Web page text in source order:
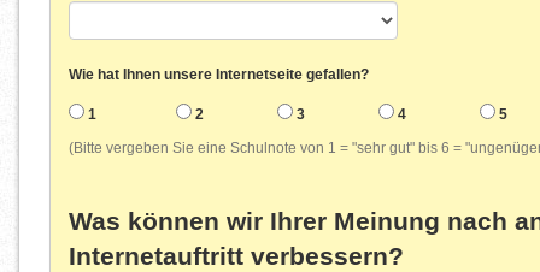
Wie hat Ihnen unsere Internetseite gefallen?
1 2 3 4
5
(Bitte vergeben Sie eine Schulnote von 1 = "sehr gut" bis 6 =
Was können wir Ihrer Meinung nach
Internetauftritt verbessern?